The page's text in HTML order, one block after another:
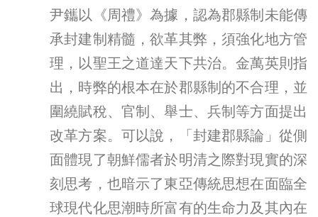
尹鑴以《周禮》為據，認為郡縣制未能傳
承封建制精髓，欲革其弊，須強化地方管
理，以聖王之道達天下共治。金萬英則指
出，時弊的根本在於郡縣制的不合理，並
圍繞賦稅、官制、舉士、兵制等方面提出
改革方案。可以說，「封建郡縣論」從側
面體現了朝鮮儒者於明清之際對現實的深
刻思考，也暗示了東亞傳統思想在面臨全
球現代化思潮時所富有的生命力及其內在